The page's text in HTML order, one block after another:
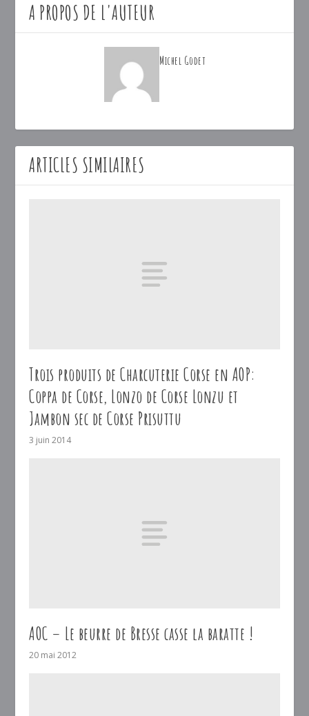
A PROPOS DE L'AUTEUR
Michel Godet
ARTICLES SIMILAIRES
Trois produits de Charcuterie Corse en AOP:
Coppa de Corse, Lonzo de Corse Lonzu et
Jambon sec de Corse Prisuttu
3 juin 2014
AOC – Le beurre de Bresse casse la baratte !
20 mai 2012